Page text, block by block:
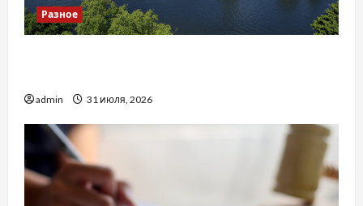
Разное
admin 31 июля, 2026